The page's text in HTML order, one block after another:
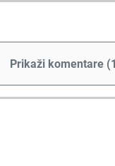
Prikaži komentare (1